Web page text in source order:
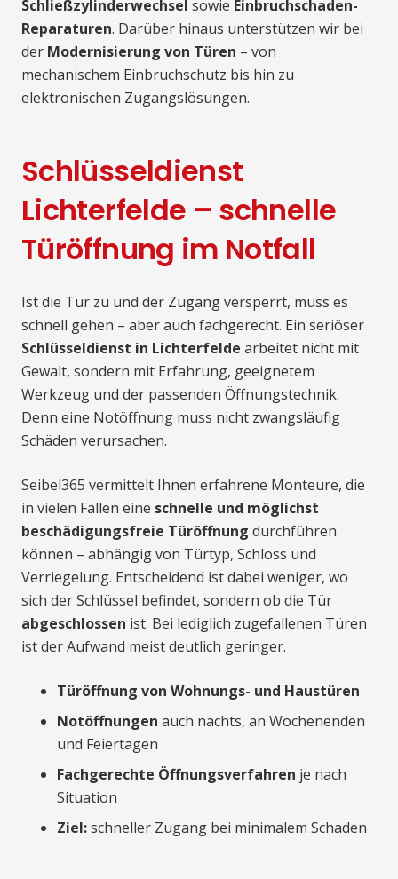
Schließzylinderwechsel sowie Einbruchschaden-
Reparaturen. Darüber hinaus unterstützen wir bei
der Modernisierung von Türen – von
mechanischem Einbruchschutz bis hin zu
elektronischen Zugangslösungen.
Schlüsseldienst
Lichterfelde – schnelle
Türöffnung im Notfall
Ist die Tür zu und der Zugang versperrt, muss es
schnell gehen – aber auch fachgerecht. Ein seriöser
Schlüsseldienst in Lichterfelde arbeitet nicht mit
Gewalt, sondern mit Erfahrung, geeignetem
Werkzeug und der passenden Öffnungstechnik.
Denn eine Notöffnung muss nicht zwangsläufig
Schäden verursachen.
Seibel365 vermittelt Ihnen erfahrene Monteure, die
in vielen Fällen eine schnelle und möglichst
beschädigungsfreie Türöffnung durchführen
können – abhängig von Türtyp, Schloss und
Verriegelung. Entscheidend ist dabei weniger, wo
sich der Schlüssel befindet, sondern ob die Tür
abgeschlossen ist. Bei lediglich zugefallenen Türen
ist der Aufwand meist deutlich geringer.
Türöffnung von Wohnungs- und Haustüren
Notöffnungen auch nachts, an Wochenenden
und Feiertagen
Fachgerechte Öffnungsverfahren je nach
Situation
Ziel:schneller Zugang bei minimalem Schaden